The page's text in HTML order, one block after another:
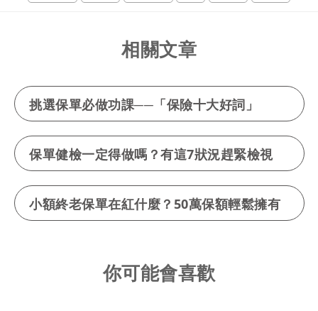
相關文章
挑選保單必做功課──「保險十大好詞」
保單健檢一定得做嗎？有這7狀況趕緊檢視
小額終老保單在紅什麼？50萬保額輕鬆擁有
你可能會喜歡